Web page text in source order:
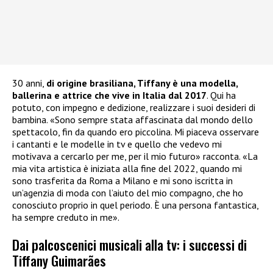
30 anni, di origine brasiliana, Tiffany è una modella,
ballerina e attrice che vive in Italia dal 2017. Qui ha
potuto, con impegno e dedizione, realizzare i suoi desideri di
bambina. «Sono sempre stata affascinata dal mondo dello
spettacolo, fin da quando ero piccolina. Mi piaceva osservare
i cantanti e le modelle in tv e quello che vedevo mi
motivava a cercarlo per me, per il mio futuro» racconta. «La
mia vita artistica è iniziata alla fine del 2022, quando mi
sono trasferita da Roma a Milano e mi sono iscritta in
un’agenzia di moda con l’aiuto del mio compagno, che ho
conosciuto proprio in quel periodo. È una persona fantastica,
ha sempre creduto in me».
Dai palcoscenici musicali alla tv: i successi di
Tiffany Guimarães